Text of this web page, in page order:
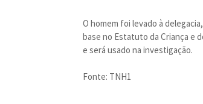
O homem foi levado à
base no Estatuto da Criança e
e será usado na investigação.
Fonte: TNH1